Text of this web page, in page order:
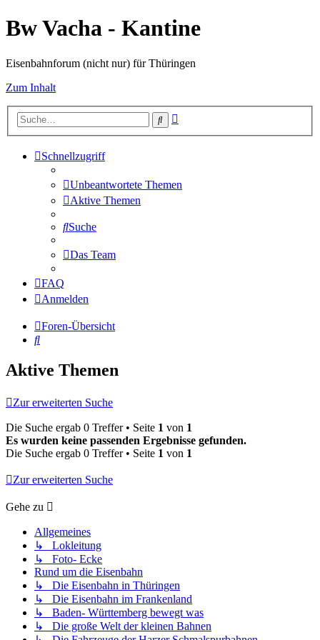
Bw Vacha - Kantine
Eisenbahnforum (nicht nur) für Thüringen
Zum Inhalt
Suche
Schnellzugriff
Unbeantwortete Themen
Aktive Themen
Suche
Das Team
FAQ
Anmelden
Foren-Übersicht
Suche
Aktive Themen
Zur erweiterten Suche
Die Suche ergab 0 Treffer • Seite 1 von 1
Es wurden keine passenden Ergebnisse gefunden.
Die Suche ergab 0 Treffer • Seite 1 von 1
Zur erweiterten Suche
Gehe zu
Allgemeines
↳ Lokleitung
↳ Foto- Ecke
Rund um die Eisenbahn
↳ Die Eisenbahn in Thüringen
↳ Die Eisenbahn im Frankenland
↳ Baden- Württemberg bewegt was
↳ Die große Welt der kleinen Bahnen